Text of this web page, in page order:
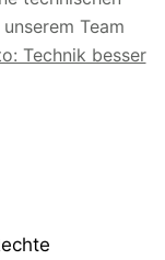
Team
Technik besser